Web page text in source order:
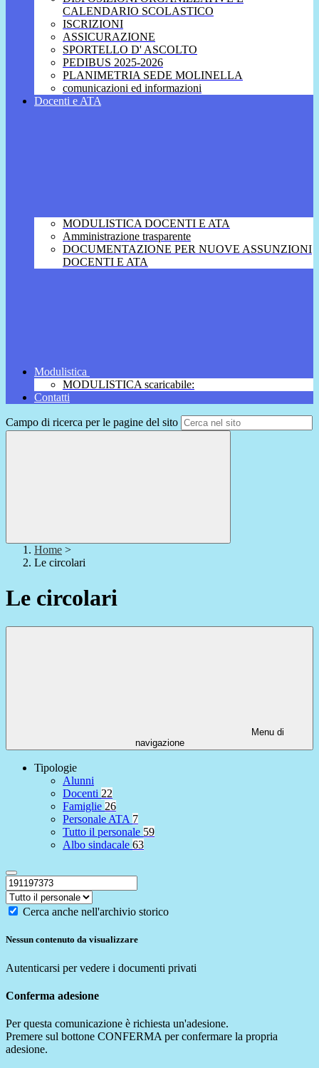
CALENDARIO SCOLASTICO
ISCRIZIONI
ASSICURAZIONE
SPORTELLO D' ASCOLTO
PEDIBUS 2025-2026
PLANIMETRIA SEDE MOLINELLA
comunicazioni ed informazioni
Docenti e ATA
MODULISTICA DOCENTI E ATA
Amministrazione trasparente
DOCUMENTAZIONE PER NUOVE ASSUNZIONI
DOCENTI E ATA
Modulistica
MODULISTICA scaricabile:
Contatti
Campo di ricerca per le pagine del sito
Home >
Le circolari
Le circolari
Menu di
navigazione
Tipologie
Alunni
Docenti 22
Famiglie 26
Personale ATA 7
Tutto il personale 59
Albo sindacale 63
Cerca anche nell'archivio storico
Nessun contenuto da visualizzare
Autenticarsi per vedere i documenti privati
Conferma adesione
Per questa comunicazione è richiesta un'adesione.
Premere sul bottone CONFERMA per confermare la propria
adesione.